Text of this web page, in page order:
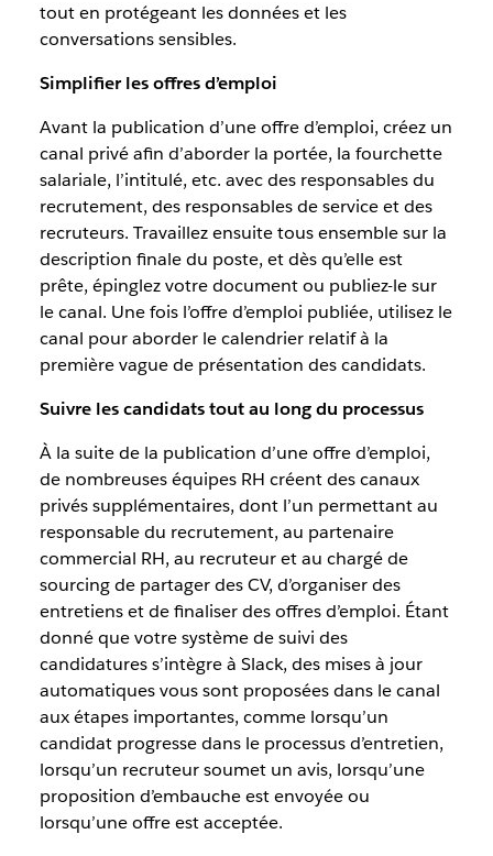
tout en protégeant les données et les
conversations sensibles.
Simplifier les offres d’emploi
Avant la publication d’une offre d’emploi, créez un
canal privé afin d’aborder la portée, la fourchette
salariale, l’intitulé, etc. avec des responsables du
recrutement, des responsables de service et des
recruteurs. Travaillez ensuite tous ensemble sur la
description finale du poste, et dès qu’elle est
prête, épinglez votre document ou publiez-le sur
le canal. Une fois l’offre d’emploi publiée, utilisez le
canal pour aborder le calendrier relatif à la
première vague de présentation des candidats.
Suivre les candidats tout au long du processus
À la suite de la publication d’une offre d’emploi,
de nombreuses équipes RH créent des canaux
privés supplémentaires, dont l’un permettant au
responsable du recrutement, au partenaire
commercial RH, au recruteur et au chargé de
sourcing de partager des CV, d’organiser des
entretiens et de finaliser des offres d’emploi. Étant
donné que votre système de suivi des
candidatures s’intègre à Slack, des mises à jour
automatiques vous sont proposées dans le canal
aux étapes importantes, comme lorsqu’un
candidat progresse dans le processus d’entretien,
lorsqu’un recruteur soumet un avis, lorsqu’une
proposition d’embauche est envoyée ou
lorsqu’une offre est acceptée.